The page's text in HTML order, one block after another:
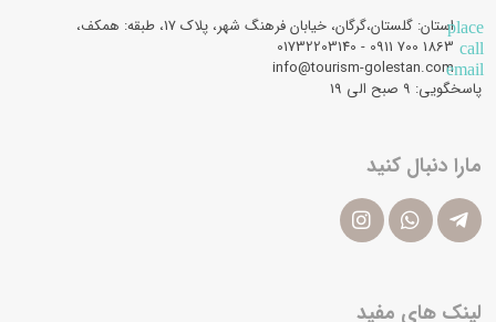
placeاستان: گلستان،گرگان، خیابان فرهنگ شهر، پلاک 17، طبقه: همکف،
call
email
info@tourism-golestan.com
پاسخگویی: ۹ صبح الی 19
مارا دنبال کنید
لینک های مفید